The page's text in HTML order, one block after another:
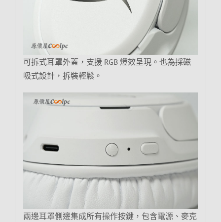
可拆式耳罩外蓋，支援 RGB 燈效呈現。也為採磁
吸式設計，拆裝輕鬆。
兩邊耳罩側邊集成所有操作按鍵，包含電源、麥克